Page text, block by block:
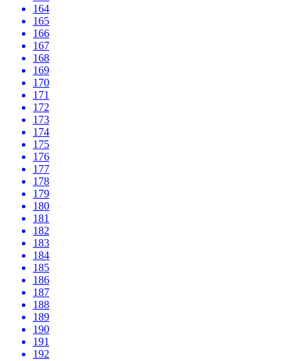
164
165
166
167
168
169
170
171
172
173
174
175
176
177
178
179
180
181
182
183
184
185
186
187
188
189
190
191
192